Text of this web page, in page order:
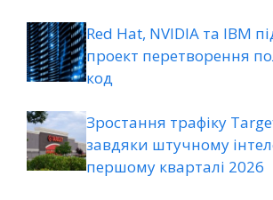
Red Hat, NVIDIA та IBM
проект перетворення
код
Зростання трафіку
завдяки штучному
першому кварталі 2026